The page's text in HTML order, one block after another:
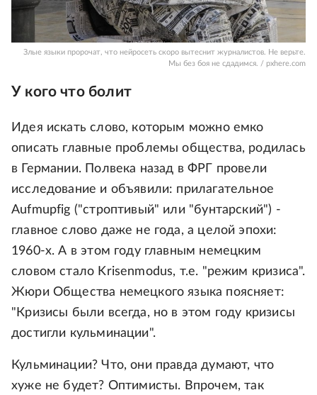
Злые языки пророчат, что нейросеть скоро вытеснит журналистов. Не верьте.
Мы без боя не сдадимся. / pxhere.com
У кого что болит
Идея искать слово, которым можно емко
описать главные проблемы общества, родилась
в Германии. Полвека назад в ФРГ провели
исследование и объявили: прилагательное
Aufmupfig ("строптивый" или "бунтарский") -
главное слово даже не года, а целой эпохи:
1960-х. А в этом году главным немецким
словом стало Krisenmodus, т.е. "режим кризиса".
Жюри Общества немецкого языка поясняет:
"Кризисы были всегда, но в этом году кризисы
достигли кульминации".
Кульминации? Что, они правда думают, что
хуже не будет? Оптимисты. Впрочем, так